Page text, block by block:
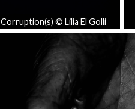
Corruption(s) © Lilia El Golli